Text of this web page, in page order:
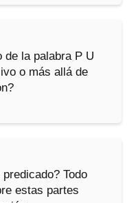
de la palabra P U
o más allá de
Todo
estas partes